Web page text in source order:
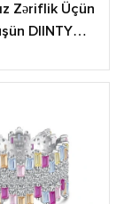
Zəriflik Üçün
DIINTY